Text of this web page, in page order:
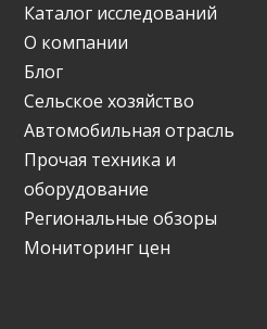
Каталог исследований
О компании
Блог
Сельское хозяйство
Автомобильная отрасль
Прочая техника и
оборудование
Региональные обзоры
Мониторинг цен